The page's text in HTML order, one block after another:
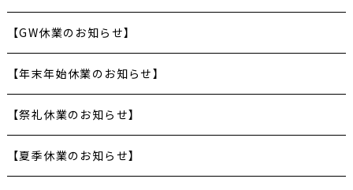
【GW休業のお知らせ】
【年末年始休業のお知らせ】
【祭礼休業のお知らせ】
【夏季休業のお知らせ】